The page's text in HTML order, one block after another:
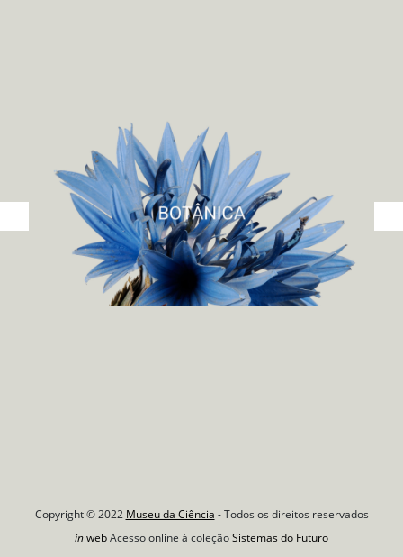
Copyright © 2022 Museu da Ciência - Todos os direitos reservados
inwebAcesso online à coleçãoSistemas do Futuro